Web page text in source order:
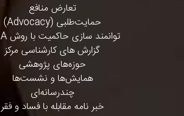
تعارض منافع
حمایت‌طلبی (Advocacy)
توانمند سازی حاکمیت با روش PDIA
گزارش های کارشناسی مرکز
حوزه‌های پژوهشی
همایش‌ها و نشست‌ها
چندرسانه‌ای
خبر نامه مقابله با فساد و فقر